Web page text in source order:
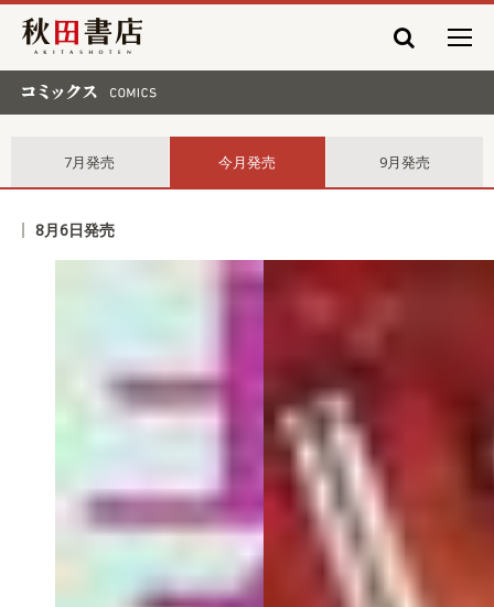
秋田書店
7月発売 今月発売 9月発売
8月6日発売